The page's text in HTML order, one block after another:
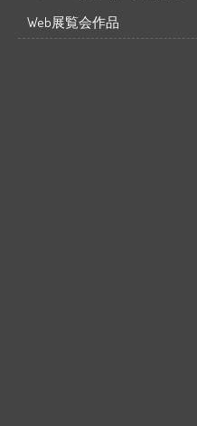
Web展覧会作品